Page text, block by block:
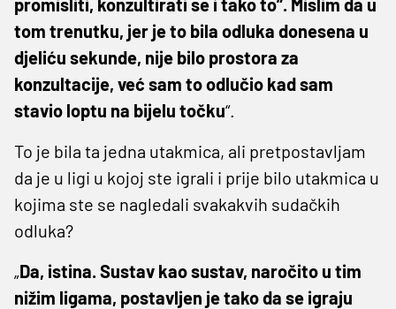
promisliti, konzultirati se i tako to”. Mislim da u
tom trenutku, jer je to bila odluka donesena u
djeliću sekunde, nije bilo prostora za
konzultacije, već sam to odlučio kad sam
stavio loptu na bijelu točku“.
To je bila ta jedna utakmica, ali pretpostavljam
da je u ligi u kojoj ste igrali i prije bilo utakmica u
kojima ste se nagledali svakakvih sudačkih
odluka?
„Da, istina. Sustav kao sustav, naročito u tim
nižim ligama, postavljen je tako da se igraju